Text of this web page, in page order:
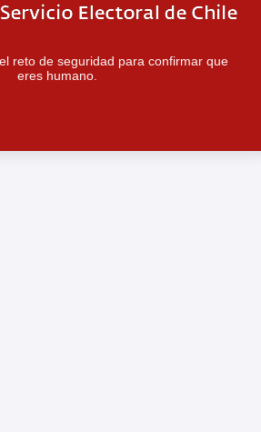
reto de seguridad para confirmar que
eres humano.